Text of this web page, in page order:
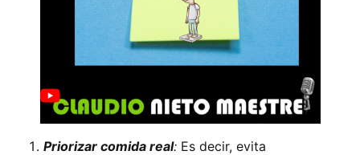
Priorizar comida real: Es decir, evita